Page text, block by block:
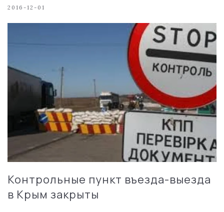
2016-12-01
Контрольные пункт въезда-выезда
в Крым закрыты